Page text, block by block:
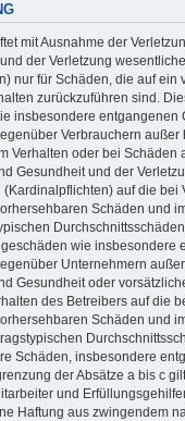
mit Ausnahme der
der Verletzung
nur für Schäden, die auf ein
zurückzuführen sind.
insbesondere entgangenen
Verbrauchern
Verhalten oder bei Schäden
Gesundheit und der
(Kardinalpflichten) auf die bei
Schäden und
wie insbesondere
Unternehmern
Gesundheit oder
des Betreibers auf die
Schäden und
Schäden, insbesondere
der Absätze a bis c
und
Haftung aus zwingendem